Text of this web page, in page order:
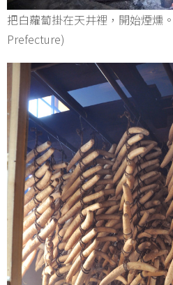
把白蘿蔔掛在天井裡，開始煙燻
Prefecture)